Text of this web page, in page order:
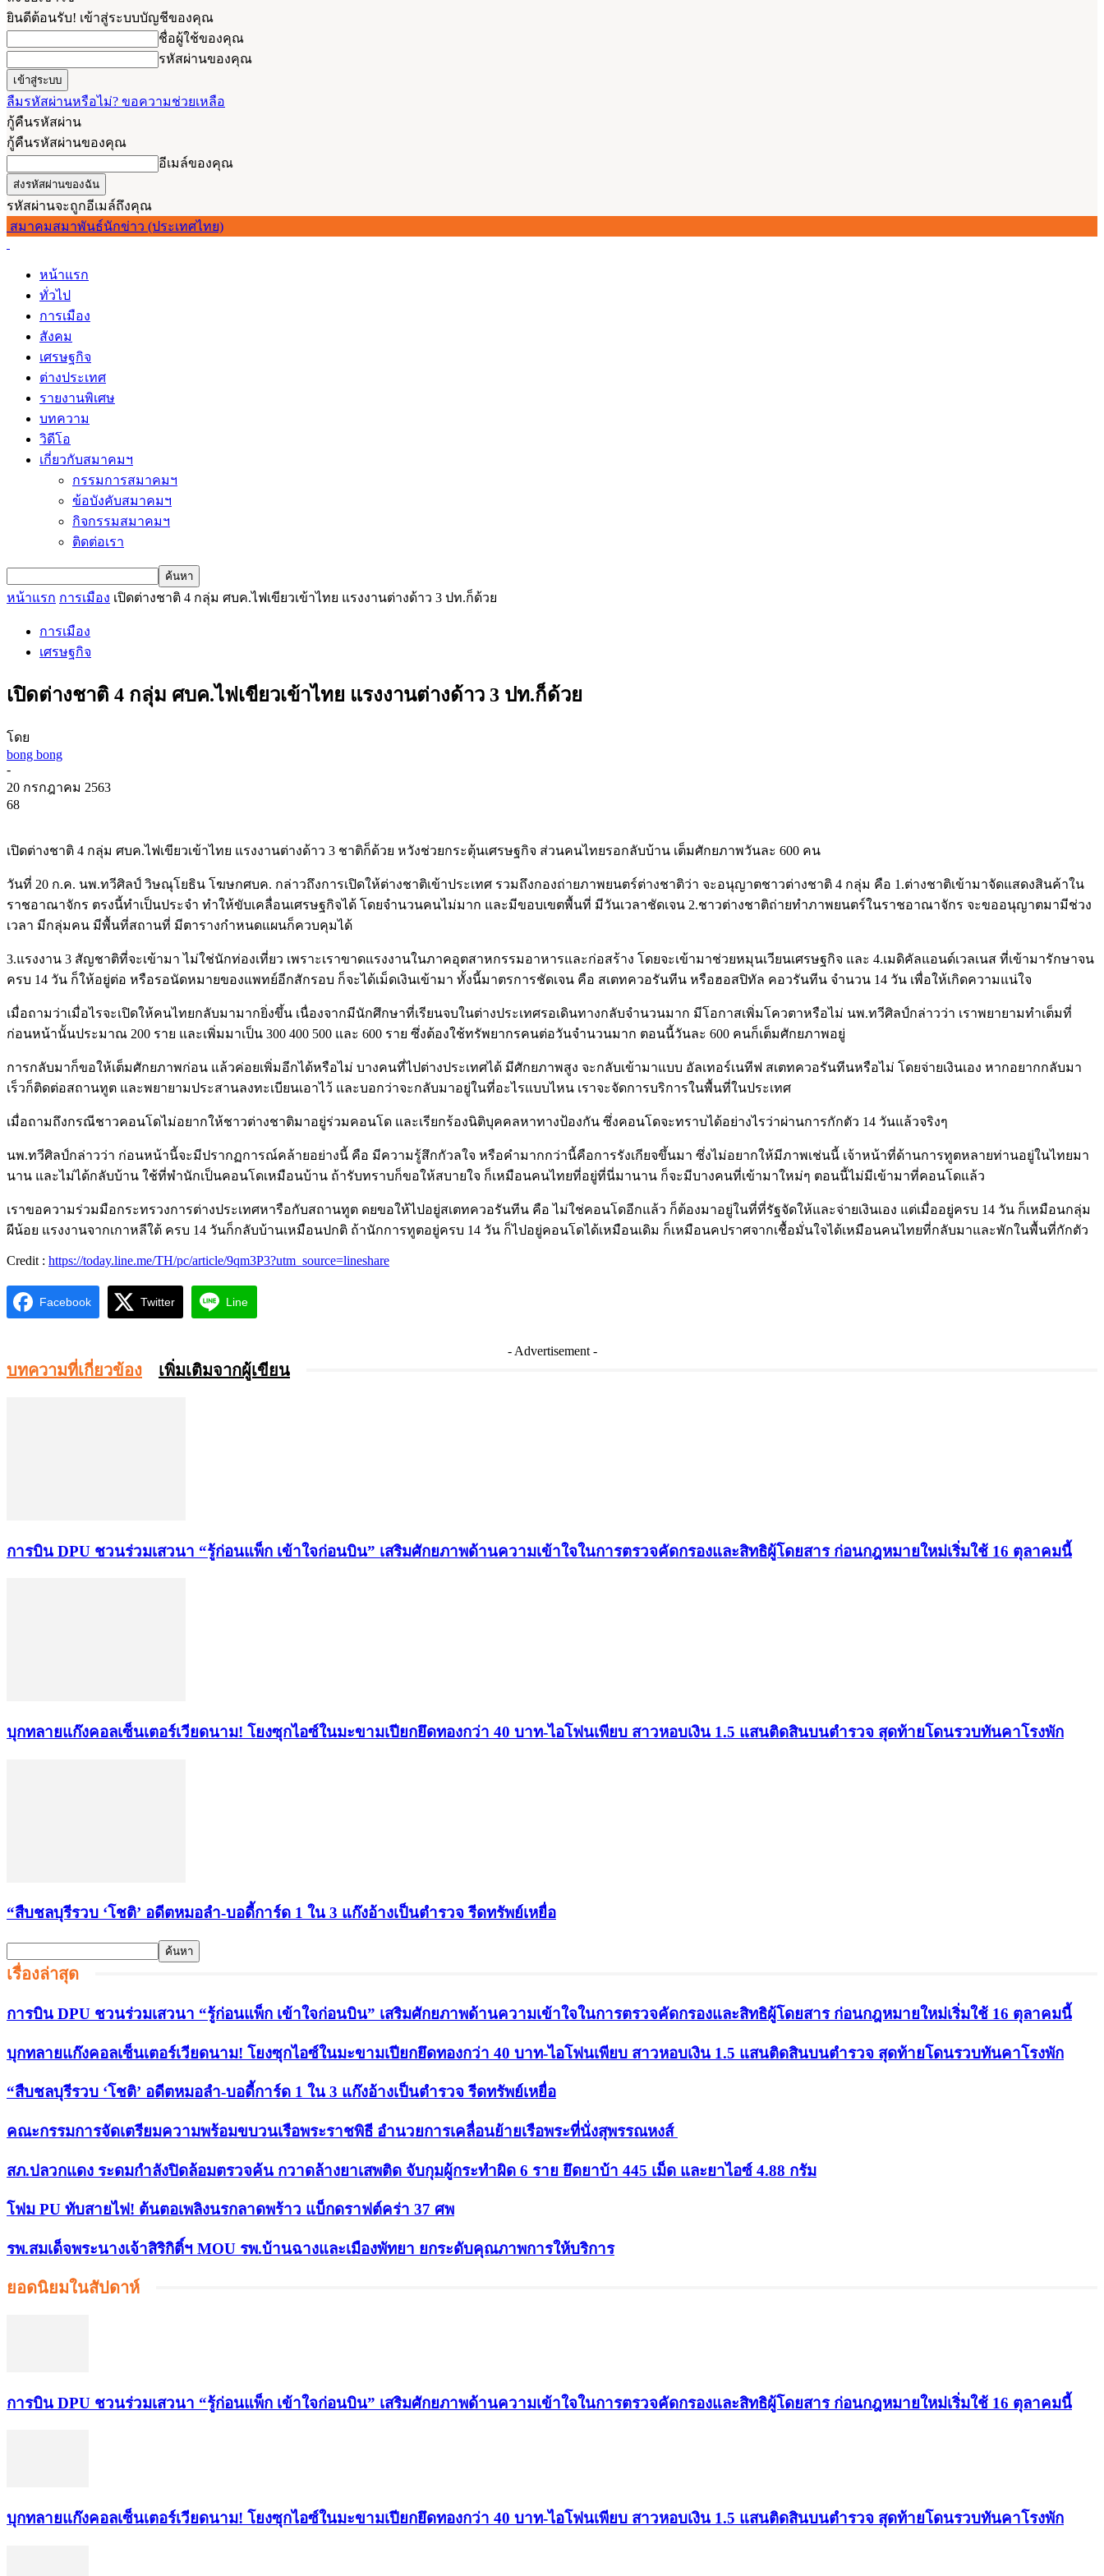
ยินดีต้อนรับ! เข้าสู่ระบบบัญชีของคุณ
ชื่อผู้ใช้ของคุณ
รหัสผ่านของคุณ
ลืมรหัสผ่านหรือไม่? ขอความช่วยเหลือ
กู้คืนรหัสผ่าน
กู้คืนรหัสผ่านของคุณ
อีเมล์ของคุณ
รหัสผ่านจะถูกอีเมล์ถึงคุณ
สมาคมสมาพันธ์นักข่าว (ประเทศไทย)
หน้าแรก
ทั่วไป
การเมือง
สังคม
เศรษฐกิจ
ต่างประเทศ
รายงานพิเศษ
บทความ
วิดีโอ
เกี่ยวกับสมาคมฯ
กรรมการสมาคมฯ
ข้อบังคับสมาคมฯ
กิจกรรมสมาคมฯ
ติดต่อเรา
หน้าแรก การเมือง เปิดต่างชาติ 4 กลุ่ม ศบค.ไฟเขียวเข้าไทย แรงงานต่างด้าว 3 ปท.ก็ด้วย
การเมือง
เศรษฐกิจ
เปิดต่างชาติ 4 กลุ่ม ศบค.ไฟเขียวเข้าไทย แรงงานต่างด้าว 3 ปท.ก็ด้วย
โดย
bong bong
-
20 กรกฎาคม 2563
68
เปิดต่างชาติ 4 กลุ่ม ศบค.ไฟเขียวเข้าไทย แรงงานต่างด้าว 3 ชาติก็ด้วย หวังช่วยกระตุ้นเศรษฐกิจ ส่วนคนไทยรอกลับบ้าน เต็มศักยภาพวันละ 600 คน
วันที่ 20 ก.ค. นพ.ทวีศิลป์ วิษณุโยธิน โฆษกศบค. กล่าวถึงการเปิดให้ต่างชาติเข้าประเทศ รวมถึงกองถ่ายภาพยนตร์ต่างชาติว่า จะอนุญาตชาวต่างชาติ 4 กลุ่ม คือ 1.ต่างชาติเข้ามาจัดแสดงสินค้าใน
ราชอาณาจักร ตรงนี้ทำเป็นประจำ ทำให้ขับเคลื่อนเศรษฐกิจได้ โดยจำนวนคนไม่มาก และมีขอบเขตพื้นที่ มีวันเวลาชัดเจน 2.ชาวต่างชาติถ่ายทำภาพยนตร์ในราชอาณาจักร จะขออนุญาตมามีช่วง
เวลา มีกลุ่มคน มีพื้นที่สถานที่ มีตารางกำหนดแผนก็ควบคุมได้
3.แรงงาน 3 สัญชาติที่จะเข้ามา ไม่ใช่นักท่องเที่ยว เพราะเราขาดแรงงานในภาคอุตสาหกรรมอาหารและก่อสร้าง โดยจะเข้ามาช่วยหมุนเวียนเศรษฐกิจ และ 4.เมดิคัลแอนด์เวลเนส ที่เข้ามารักษาจน
ครบ 14 วัน ก็ให้อยู่ต่อ หรือรอนัดหมายของแพทย์อีกสักรอบ ก็จะได้เม็ดเงินเข้ามา ทั้งนี้มาตรการชัดเจน คือ สเตทควอรันทีน หรือฮอสปิทัล คอวรันทีน จำนวน 14 วัน เพื่อให้เกิดความแน่ใจ
เมื่อถามว่าเมื่อไรจะเปิดให้คนไทยกลับมามากยิ่งขึ้น เนื่องจากมีนักศึกษาที่เรียนจบในต่างประเทศรอเดินทางกลับจำนวนมาก มีโอกาสเพิ่มโควตาหรือไม่ นพ.ทวีศิลป์กล่าวว่า เราพยายามทำเต็มที่
ก่อนหน้านั้นประมาณ 200 ราย และเพิ่มมาเป็น 300 400 500 และ 600 ราย ซึ่งต้องใช้ทรัพยากรคนต่อวันจำนวนมาก ตอนนี้วันละ 600 คนก็เต็มศักยภาพอยู่
การกลับมาก็ขอให้เต็มศักยภาพก่อน แล้วค่อยเพิ่มอีกได้หรือไม่ บางคนที่ไปต่างประเทศได้ มีศักยภาพสูง จะกลับเข้ามาแบบ อัลเทอร์เนทีฟ สเตทควอรันทีนหรือไม่ โดยจ่ายเงินเอง หากอยากกลับมา
เร็วก็ติดต่อสถานทูต และพยายามประสานลงทะเบียนเอาไว้ และบอกว่าจะกลับมาอยู่ในที่อะไรแบบไหน เราจะจัดการบริการในพื้นที่ในประเทศ
เมื่อถามถึงกรณีชาวคอนโดไม่อยากให้ชาวต่างชาติมาอยู่ร่วมคอนโด และเรียกร้องนิติบุคคลหาทางป้องกัน ซึ่งคอนโดจะทราบได้อย่างไรว่าผ่านการกักตัว 14 วันแล้วจริงๆ
นพ.ทวีศิลป์กล่าวว่า ก่อนหน้านี้จะมีปรากฏการณ์คล้ายอย่างนี้ คือ มีความรู้สึกกัวลใจ หรือคำมากกว่านี้คือการรังเกียจขึ้นมา ซึ่งไม่อยากให้มีภาพเช่นนี้ เจ้าหน้าที่ด้านการทูตหลายท่านอยู่ในไทยมา
นาน และไม่ได้กลับบ้าน ใช้ที่พำนักเป็นคอนโดเหมือนบ้าน ถ้ารับทราบก็ขอให้สบายใจ ก็เหมือนคนไทยที่อยู่ที่นี่มานาน ก็จะมีบางคนที่เข้ามาใหม่ๆ ตอนนี้ไม่มีเข้ามาที่คอนโดแล้ว
เราขอความร่วมมือกระทรวงการต่างประเทศหารือกับสถานทูต ดยขอให้ไปอยู่สเตทควอรันทีน คือ ไม่ใช่คอนโดอีกแล้ว ก็ต้องมาอยู่ในที่ที่รัฐจัดให้และจ่ายเงินเอง แต่เมื่ออยู่ครบ 14 วัน ก็เหมือนกลุ่ม
ผีน้อย แรงงานจากเกาหลีใต้ ครบ 14 วันก็กลับบ้านเหมือนปกติ ถ้านักการทูตอยู่ครบ 14 วัน ก็ไปอยู่คอนโดได้เหมือนเดิม ก็เหมือนคปราศจากเชื้อมั่นใจได้เหมือนคนไทยที่กลับมาและพักในพื้นที่กักตัว
Credit : https://today.line.me/TH/pc/article/9qm3P3?utm_source=lineshare
Facebook Twitter Line
- Advertisement -
บทความที่เกี่ยวข้อง เพิ่มเติมจากผู้เขียน
การบิน DPU ชวนร่วมเสวนา “รู้ก่อนแพ็ก เข้าใจก่อนบิน” เสริมศักยภาพด้านความเข้าใจในการตรวจคัดกรองและสิทธิผู้โดยสาร ก่อนกฎหมายใหม่เริ่มใช้ 16 ตุลาคมนี้
บุกทลายแก๊งคอลเซ็นเตอร์เวียดนาม! โยงซุกไอซ์ในมะขามเปียกยึดทองกว่า 40 บาท-ไอโฟนเพียบ สาวหอบเงิน 1.5 แสนติดสินบนตำรวจ สุดท้ายโดนรวบทันคาโรงพัก
“สืบชลบุรีรวบ ‘โชติ’ อดีตหมอลำ-บอดี้การ์ด 1 ใน 3 แก๊งอ้างเป็นตำรวจ รีดทรัพย์เหยื่อ
เรื่องล่าสุด
การบิน DPU ชวนร่วมเสวนา “รู้ก่อนแพ็ก เข้าใจก่อนบิน” เสริมศักยภาพด้านความเข้าใจในการตรวจคัดกรองและสิทธิผู้โดยสาร ก่อนกฎหมายใหม่เริ่มใช้ 16 ตุลาคมนี้
บุกทลายแก๊งคอลเซ็นเตอร์เวียดนาม! โยงซุกไอซ์ในมะขามเปียกยึดทองกว่า 40 บาท-ไอโฟนเพียบ สาวหอบเงิน 1.5 แสนติดสินบนตำรวจ สุดท้ายโดนรวบทันคาโรงพัก
“สืบชลบุรีรวบ ‘โชติ’ อดีตหมอลำ-บอดี้การ์ด 1 ใน 3 แก๊งอ้างเป็นตำรวจ รีดทรัพย์เหยื่อ
คณะกรรมการจัดเตรียมความพร้อมขบวนเรือพระราชพิธี อำนวยการเคลื่อนย้ายเรือพระที่นั่งสุพรรณหงส์
สภ.ปลวกแดง ระดมกำลังปิดล้อมตรวจค้น กวาดล้างยาเสพติด จับกุมผู้กระทำผิด 6 ราย ยึดยาบ้า 445 เม็ด และยาไอซ์ 4.88 กรัม
โฟม PU ทับสายไฟ! ต้นตอเพลิงนรกลาดพร้าว แบ็กดราฟต์คร่า 37 ศพ
รพ.สมเด็จพระนางเจ้าสิริกิติ์ฯ MOU รพ.บ้านฉางและเมืองพัทยา ยกระดับคุณภาพการให้บริการ
ยอดนิยมในสัปดาห์
การบิน DPU ชวนร่วมเสวนา “รู้ก่อนแพ็ก เข้าใจก่อนบิน” เสริมศักยภาพด้านความเข้าใจในการตรวจคัดกรองและสิทธิผู้โดยสาร ก่อนกฎหมายใหม่เริ่มใช้ 16 ตุลาคมนี้
บุกทลายแก๊งคอลเซ็นเตอร์เวียดนาม! โยงซุกไอซ์ในมะขามเปียกยึดทองกว่า 40 บาท-ไอโฟนเพียบ สาวหอบเงิน 1.5 แสนติดสินบนตำรวจ สุดท้ายโดนรวบทันคาโรงพัก